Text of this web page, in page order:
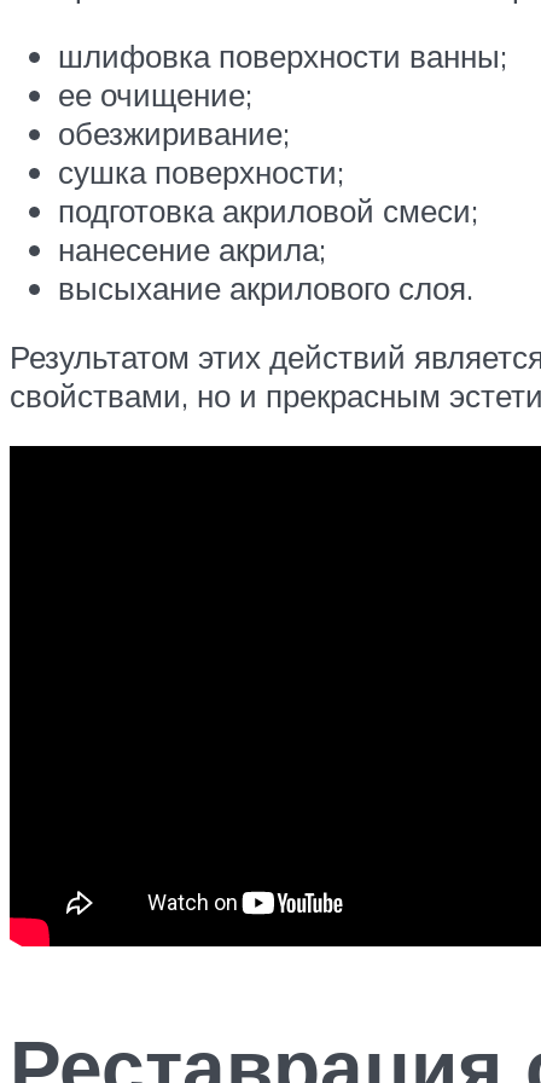
шлифовка поверхности ванны;
ее очищение;
обезжиривание;
сушка поверхности;
подготовка акриловой смеси;
нанесение акрила;
высыхание акрилового слоя.
Результатом этих действий
свойствами, но и прекрасным